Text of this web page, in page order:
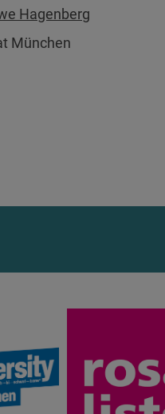
Hagenberg
München